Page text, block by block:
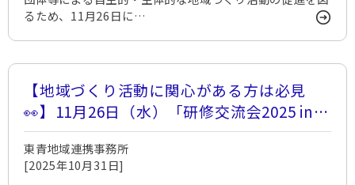
るため、11月26日に…
【地域づくり活動に関心がある方は必見
👀】11月26日（水）「研修交流会2025 in A
omori」開催決定
東青地域連携事務所
[2025年10月31日]